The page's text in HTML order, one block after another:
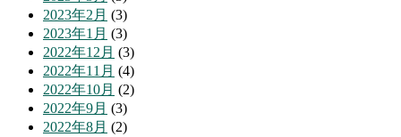
2023年2月 (3)
2023年1月 (3)
2022年12月 (3)
2022年11月 (4)
2022年10月 (2)
2022年9月 (3)
2022年8月 (2)